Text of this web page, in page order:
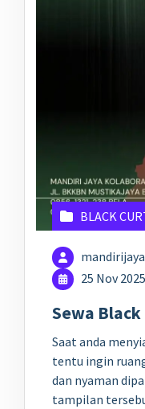
BLACK
25 Nov 2025
Sewa
Saat anda
tentu ingin
dan nyaman
tampilan